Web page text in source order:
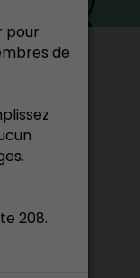
pour
de
208.